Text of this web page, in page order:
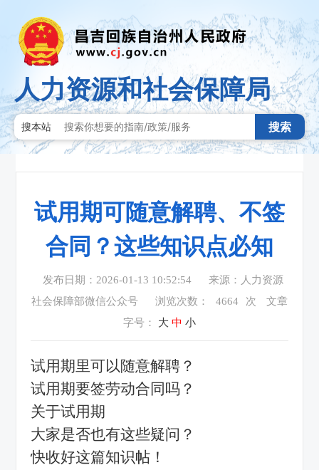
人力资源和社会保障局
搜本站 搜索
试用期可随意解聘、不签
合同？这些知识点必知
发布日期：2026-01-13 10:52:54
来源：人力资源
社会保障部微信公众号
浏览次数： 4664 次
文章
字号： 大 中 小
试用期里可以随意解聘？
试用期要签劳动合同吗？
关于试用期
大家是否也有这些疑问？
快收好这篇知识帖！